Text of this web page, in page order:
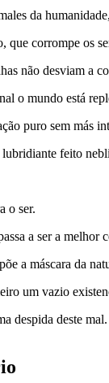
da
que corrompe os
não desviam a
o mundo está
puro sem más
feito
o ser.
a ser a melhor
a máscara da
um vazio
despida deste mal.